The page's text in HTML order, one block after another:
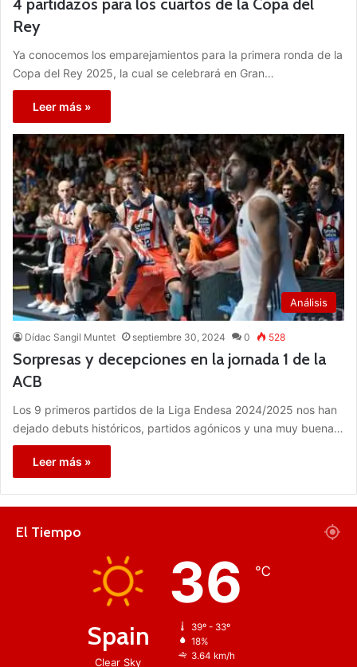
Rey
Ya conocemos los emparejamientos para la primera ronda de la
Copa del Rey 2025, la cual se celebrará en Gran…
Leer más »
Análisis
Dídac Sangil Muntet septiembre 30, 2024 0 528
Sorpresas y decepciones en la jornada 1 de la
ACB
Los 9 primeros partidos de la Liga Endesa 2024/2025 nos han
dejado debuts históricos, partidos agónicos y una muy buena…
Leer más »
El Tiempo
Spain
Clear Sky
36 ℃
39º - 33º
18%
3.64 km/h